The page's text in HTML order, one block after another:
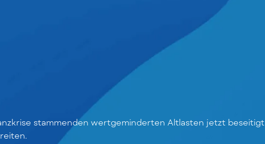
stammenden wertgeminderten Altlasten jetzt beseitigt